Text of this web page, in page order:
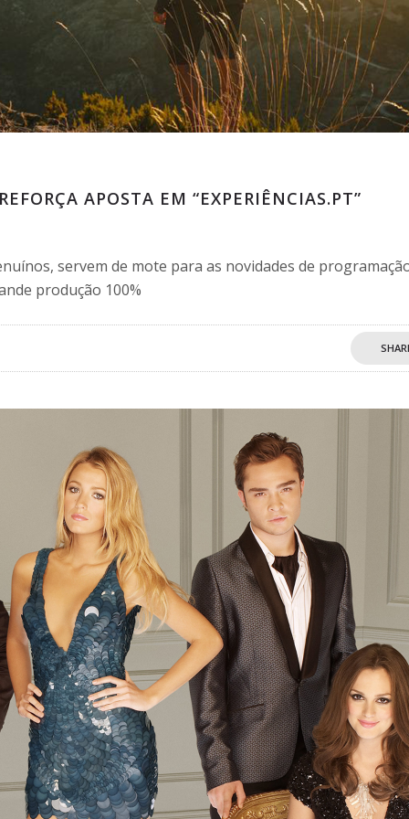
APOSTA EM “EXPERIÊNCIAS.PT”
servem de mote para as novidades de
produção 100%